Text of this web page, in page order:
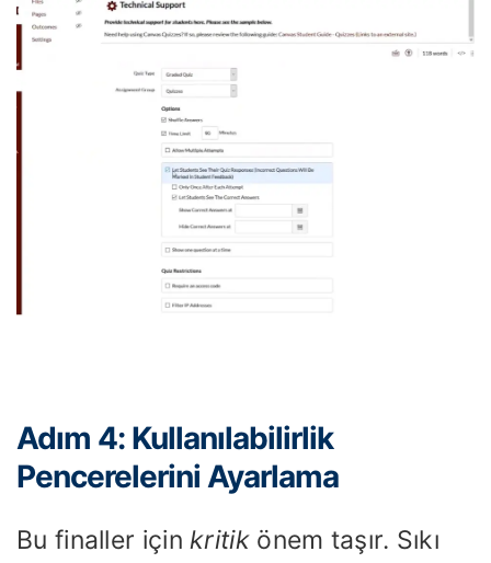
Adım 4: Kullanılabilirlik
Pencerelerini Ayarlama
Bu finaller içinkritikönem taşır. Sıkı